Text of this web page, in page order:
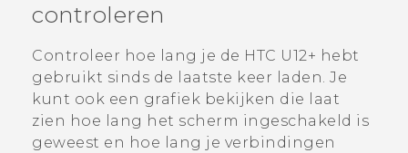
AANBIEDINGEN
HTC Club
SUPPORT
HTC-apparaten & -accessoires
VIVERSE
Aanmelden
controleren
Controleer hoe lang je de HTC U12+‍ hebt
gebruikt sinds de laatste keer laden. Je
kunt ook een grafiek bekijken die laat
zien hoe lang het scherm ingeschakeld is
geweest en hoe lang je verbindingen